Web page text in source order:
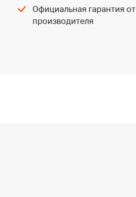
Официальная гарантия от
производителя